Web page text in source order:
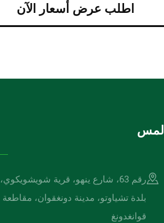
اطلب عرض أسعار الآن
إلمس
رقم 63، شارع ينهو، قرية شويشويكوي،
بلدة تشياوتو، مدينة دونغقوان، مقاطعة
قوانغدونغ